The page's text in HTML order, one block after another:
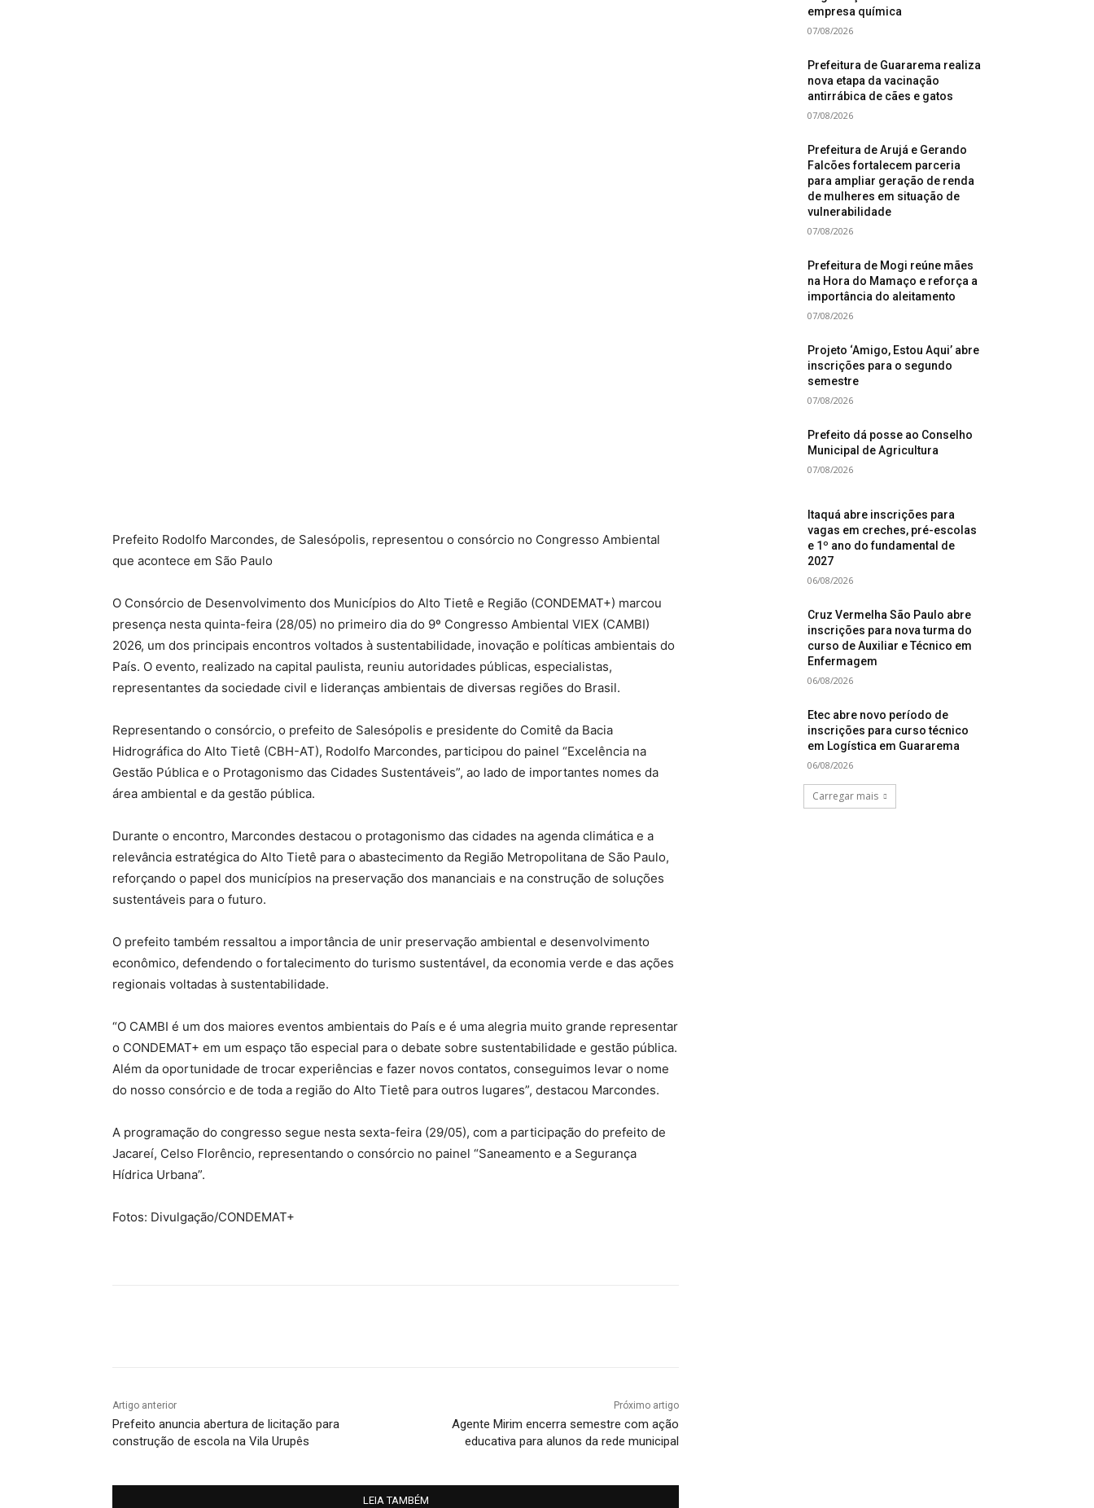
Prefeito Rodolfo Marcondes, de Salesópolis, representou o consórcio no Congresso Ambiental
que acontece em São Paulo
O Consórcio de Desenvolvimento dos Municípios do Alto Tietê e Região (CONDEMAT+) marcou
presença nesta quinta-feira (28/05) no primeiro dia do 9º Congresso Ambiental VIEX (CAMBI)
2026, um dos principais encontros voltados à sustentabilidade, inovação e políticas ambientais do
País. O evento, realizado na capital paulista, reuniu autoridades públicas, especialistas,
representantes da sociedade civil e lideranças ambientais de diversas regiões do Brasil.
Representando o consórcio, o prefeito de Salesópolis e presidente do Comitê da Bacia
Hidrográfica do Alto Tietê (CBH-AT), Rodolfo Marcondes, participou do painel “Excelência na
Gestão Pública e o Protagonismo das Cidades Sustentáveis”, ao lado de importantes nomes da
área ambiental e da gestão pública.
Durante o encontro, Marcondes destacou o protagonismo das cidades na agenda climática e a
relevância estratégica do Alto Tietê para o abastecimento da Região Metropolitana de São Paulo,
reforçando o papel dos municípios na preservação dos mananciais e na construção de soluções
sustentáveis para o futuro.
O prefeito também ressaltou a importância de unir preservação ambiental e desenvolvimento
econômico, defendendo o fortalecimento do turismo sustentável, da economia verde e das ações
regionais voltadas à sustentabilidade.
“O CAMBI é um dos maiores eventos ambientais do País e é uma alegria muito grande representar
o CONDEMAT+ em um espaço tão especial para o debate sobre sustentabilidade e gestão pública.
Além da oportunidade de trocar experiências e fazer novos contatos, conseguimos levar o nome
do nosso consórcio e de toda a região do Alto Tietê para outros lugares”, destacou Marcondes.
A programação do congresso segue nesta sexta-feira (29/05), com a participação do prefeito de
Jacareí, Celso Florêncio, representando o consórcio no painel “Saneamento e a Segurança
Hídrica Urbana”.
Fotos: Divulgação/CONDEMAT+
Artigo anterior
Prefeito anuncia abertura de licitação para
construção de escola na Vila Urupês
Próximo artigo
Agente Mirim encerra semestre com ação
educativa para alunos da rede municipal
LEIA TAMBÉM
empresa química
07/08/2026
Prefeitura de Guararema realiza
nova etapa da vacinação
antirrábica de cães e gatos
07/08/2026
Prefeitura de Arujá e Gerando
Falcões fortalecem parceria
para ampliar geração de renda
de mulheres em situação de
vulnerabilidade
07/08/2026
Prefeitura de Mogi reúne mães
na Hora do Mamaço e reforça a
importância do aleitamento
07/08/2026
Projeto ‘Amigo, Estou Aqui’ abre
inscrições para o segundo
semestre
07/08/2026
Prefeito dá posse ao Conselho
Municipal de Agricultura
07/08/2026
Itaquá abre inscrições para
vagas em creches, pré-escolas
e 1º ano do fundamental de
2027
06/08/2026
Cruz Vermelha São Paulo abre
inscrições para nova turma do
curso de Auxiliar e Técnico em
Enfermagem
06/08/2026
Etec abre novo período de
inscrições para curso técnico
em Logística em Guararema
06/08/2026
Carregar mais